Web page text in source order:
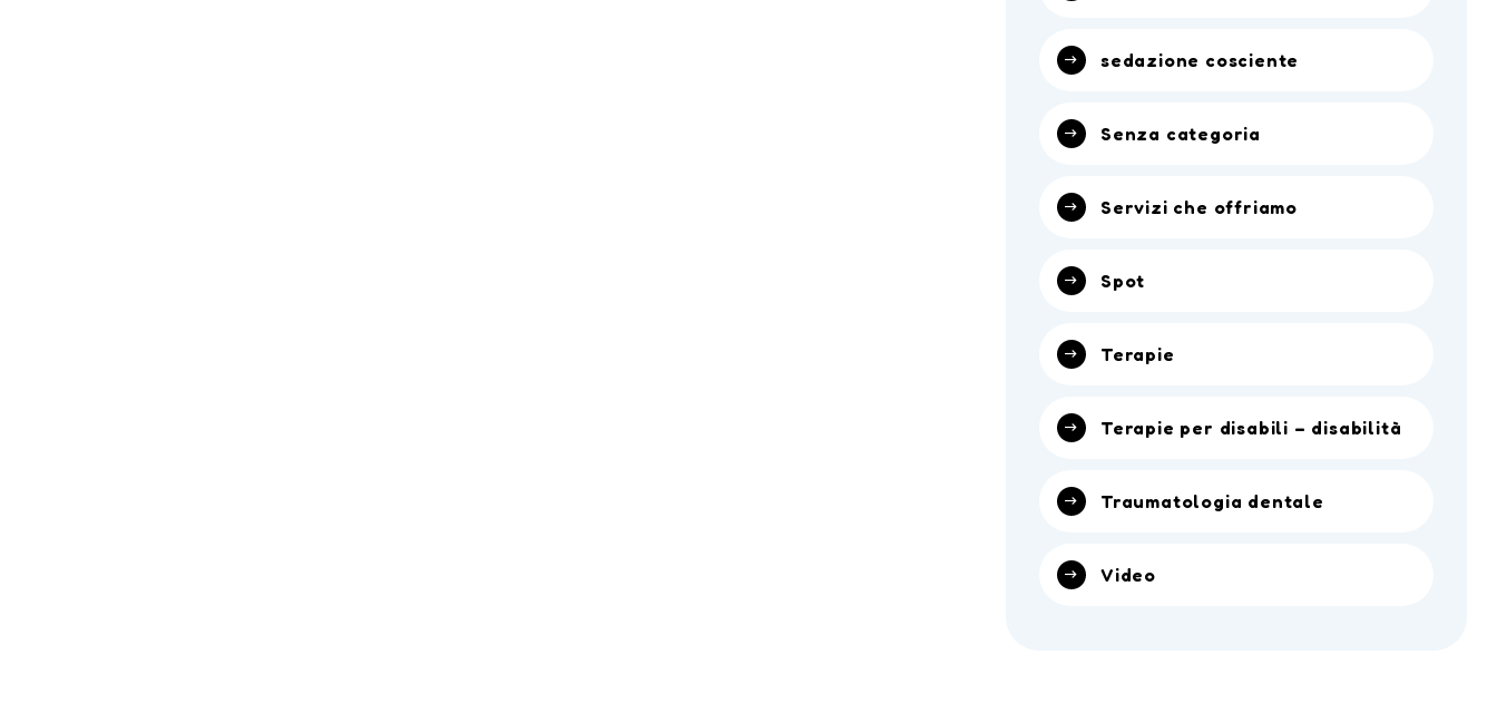
sedazione cosciente
Senza categoria
Servizi che offriamo
Spot
Terapie
Terapie per disabili – disabilità
Traumatologia dentale
Video